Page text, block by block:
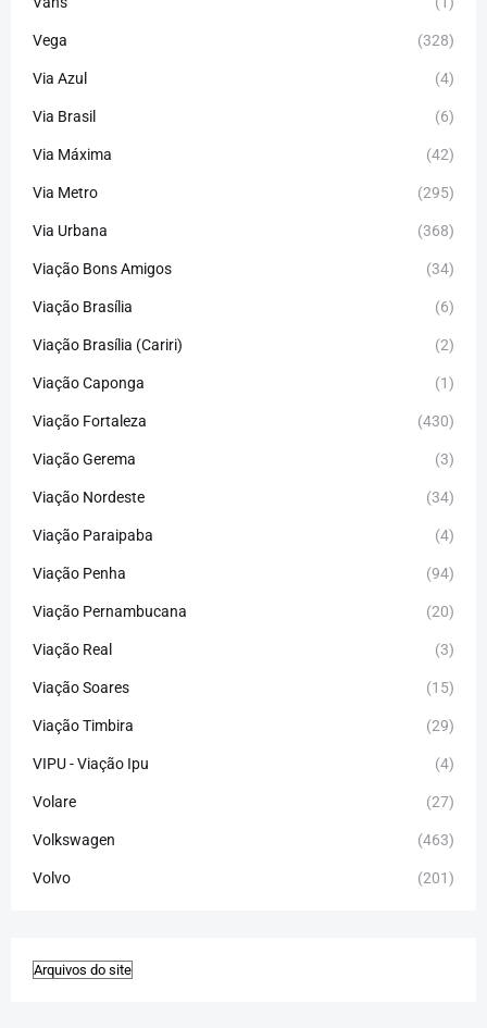
Vega (328)
Via Azul (4)
Via Brasil (6)
Via Máxima (42)
Via Metro (295)
Via Urbana (368)
Viação Bons Amigos (34)
Viação Brasília (6)
Viação Brasília (Cariri) (2)
Viação Caponga (1)
Viação Fortaleza (430)
Viação Gerema (3)
Viação Nordeste (34)
Viação Paraipaba (4)
Viação Penha (94)
Viação Pernambucana (20)
Viação Real (3)
Viação Soares (15)
Viação Timbira (29)
VIPU - Viação Ipu (4)
Volare (27)
Volkswagen (463)
Volvo (201)